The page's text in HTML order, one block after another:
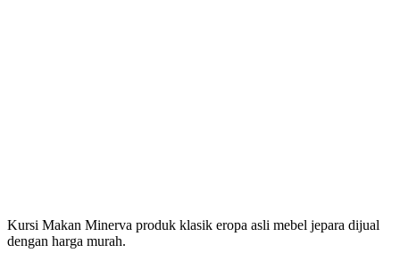
Kursi Makan Minerva produk klasik eropa asli mebel jepara dijual
dengan harga murah.